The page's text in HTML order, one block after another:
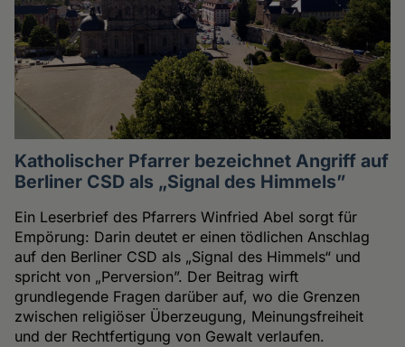
Katholischer Pfarrer bezeichnet Angriff auf
Berliner CSD als „Signal des Himmels”
Ein Leserbrief des Pfarrers Winfried Abel sorgt für
Empörung: Darin deutet er einen tödlichen Anschlag
auf den Berliner CSD als „Signal des Himmels“ und
spricht von „Perversion”. Der Beitrag wirft
grundlegende Fragen darüber auf, wo die Grenzen
zwischen religiöser Überzeugung, Meinungsfreiheit
und der Rechtfertigung von Gewalt verlaufen.